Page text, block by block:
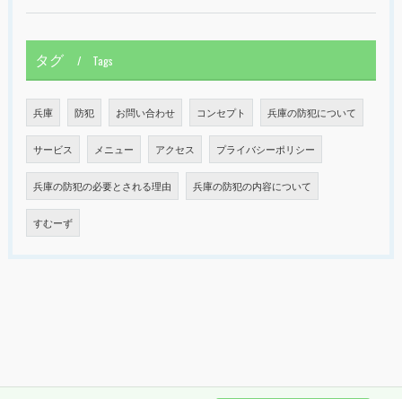
タグ Tags
兵庫 防犯 お問い合わせ コンセプト 兵庫の防犯について
サービス メニュー アクセス プライバシーポリシー
兵庫の防犯の必要とされる理由 兵庫の防犯の内容について
すむーず